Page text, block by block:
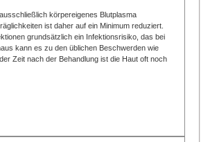
körpereigenes Blutplasma
ist daher auf ein Minimum reduziert.
grundsätzlich ein Infektionsrisiko, das bei
kann es zu den üblichen Beschwerden wie
Zeit nach der Behandlung ist die Haut oft noch